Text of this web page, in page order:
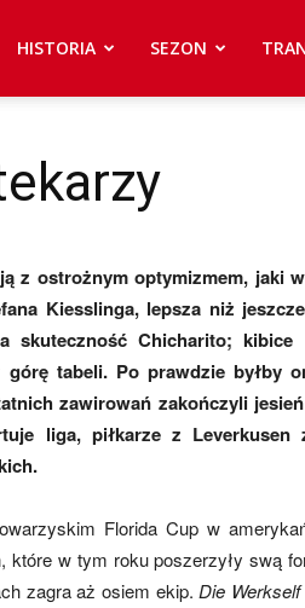
HISTORIA SEZON
z ostrożnym optymizmem, jaki
Kiesslinga, lepsza niż
skuteczność Chicharito; kibice
tabeli. Po prawdzie byłby
zawirowań zakończyli
liga, piłkarze z Leverkusen
Florida Cup w
w tym roku poszerzyły swą
zagra aż osiem ekip. Die Werkself